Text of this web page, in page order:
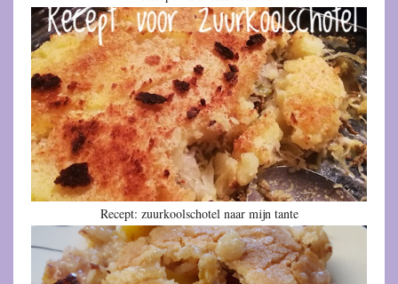
Recept: zuurkoolschotel naar mijn tante